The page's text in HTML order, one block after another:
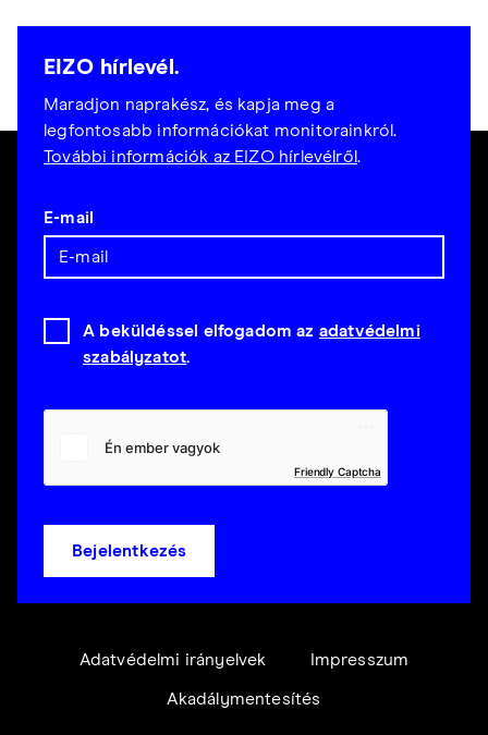
EIZO hírlevél.
Maradjon naprakész, és kapja meg a
legfontosabb információkat monitorainkról.
További információk az EIZO hírlevélről.
E-mail
A beküldéssel elfogadom az adatvédelmi
szabályzatot.
Friendly Captcha
Bejelentkezés
Adatvédelmi irányelvek Impresszum
Akadálymentesítés